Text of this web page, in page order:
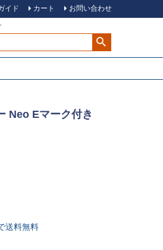
イド カート お問い合わせ
Neo Eマーク付き
送料無料